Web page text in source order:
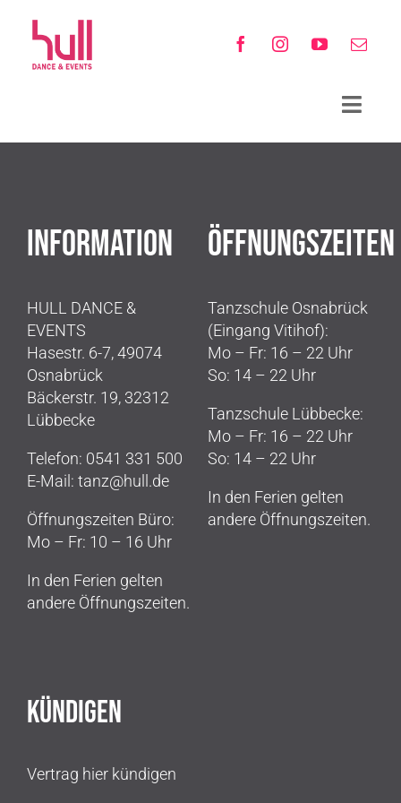
Inhalt
springen
Toggle
STUNDENPLÄNE
MITGLIEDSCHAFT
DIE TANZSCHULE
NEUIGKEITEN
EVENTS
Kontakt & Anfahrt
INFORMATION
HULL DANCE &
EVENTS
Hasestr. 6-7, 49074
Osnabrück
Bäckerstr. 19, 32312
Lübbecke
Telefon: 0541 331 500
E-Mail: tanz@hull.de
Öffnungszeiten Büro:
Mo – Fr: 10 – 16 Uhr
In den Ferien gelten
andere Öffnungszeiten.
ÖFFNUNGSZEITEN
Tanzschule Osnabrück
(Eingang Vitihof):
Mo – Fr: 16 – 22 Uhr
So: 14 – 22 Uhr
Tanzschule Lübbecke:
Mo – Fr: 16 – 22 Uhr
So: 14 – 22 Uhr
In den Ferien gelten
andere Öffnungszeiten.
KÜNDIGEN
Vertrag hier kündigen